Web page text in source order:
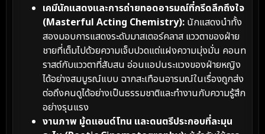
เคมีนักแสดงและการถ่ายทอดอารมณ์ที่กรีดลึกถึงใจ
(Masterful Acting Chemistry): นักแสดงนำทั้ง
สองมอบการแสดงระดับมาสเตอร์คลาส แววตาของฝ่าย
ชายที่เต็มไปด้วยความเจ็บปวดแต่แฝงความมุ่งมั่น คอนท
ราสต์กับแววตาที่สับสน อ่อนแอปนระแวงของฝ่ายหญิง
ได้อย่างสมบูรณ์แบบ ฉากสะเทือนอารมณ์ในเรื่องถูกส่ง
ต่อถึงคนดูได้อย่างเป็นธรรมชาติและทำงานกับความรู้สึก
อย่างรุนแรง
งานภาพ มู้ดแอนด์โทน และดนตรีประกอบที่ละมุน